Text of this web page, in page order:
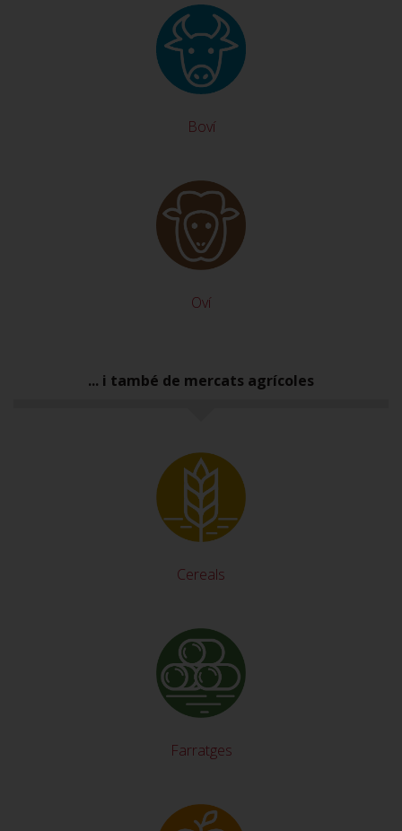
Boví
Oví
... i també de mercats agrícoles
Cereals
Farratges